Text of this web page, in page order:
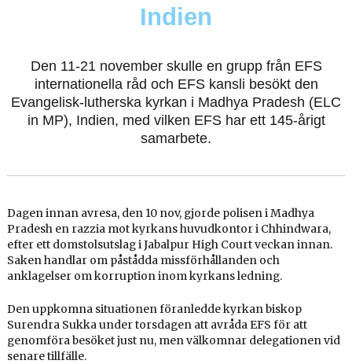
Indien
Den 11-21 november skulle en grupp från EFS
internationella råd och EFS kansli besökt den
Evangelisk-lutherska kyrkan i Madhya Pradesh (ELC
in MP), Indien, med vilken EFS har ett 145-årigt
samarbete.
Dagen innan avresa, den 10 nov, gjorde polisen i Madhya
Pradesh en razzia mot kyrkans huvudkontor i Chhindwara,
efter ett domstolsutslag i Jabalpur High Court veckan innan.
Saken handlar om påstådda missförhållanden och
anklagelser om korruption inom kyrkans ledning.
Den uppkomna situationen föranledde kyrkan biskop
Surendra Sukka under torsdagen att avråda EFS för att
genomföra besöket just nu, men välkomnar delegationen vid
senare tillfälle.